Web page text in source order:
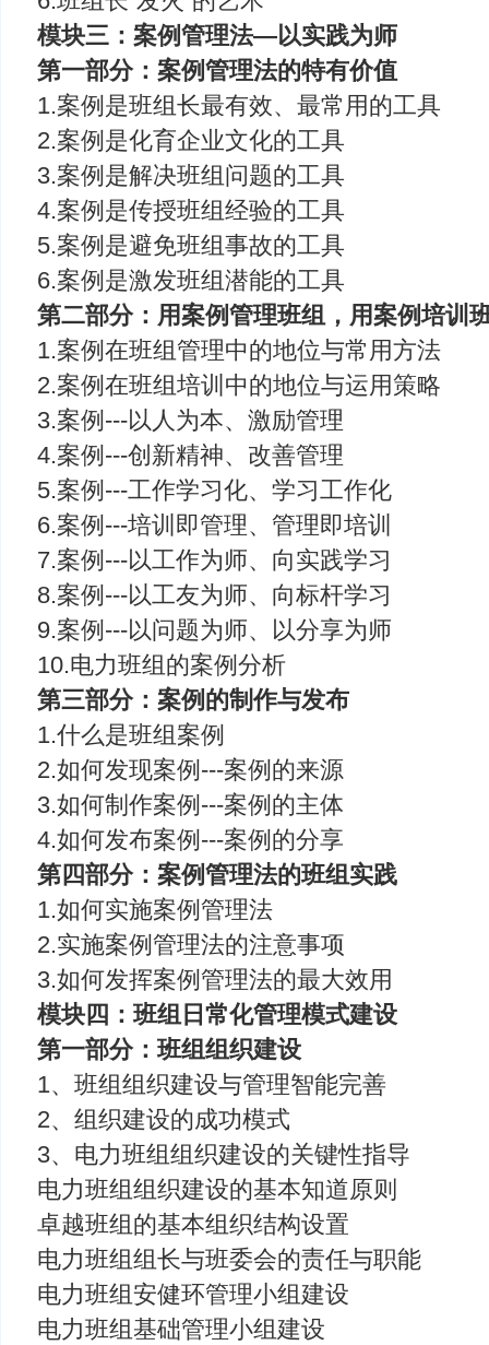
模块三：案例管理法—以实践为师
第一部分：案例管理法的特有价值
1.案例是班组长最有效、最常用的工具
2.案例是化育企业文化的工具
3.案例是解决班组问题的工具
4.案例是传授班组经验的工具
5.案例是避免班组事故的工具
6.案例是激发班组潜能的工具
第二部分：用案例管理班组，用案例培训
1.案例在班组管理中的地位与常用方法
2.案例在班组培训中的地位与运用策略
3.案例---以人为本、激励管理
4.案例---创新精神、改善管理
5.案例---工作学习化、学习工作化
6.案例---培训即管理、管理即培训
7.案例---以工作为师、向实践学习
8.案例---以工友为师、向标杆学习
9.案例---以问题为师、以分享为师
10.电力班组的案例分析
第三部分：案例的制作与发布
1.什么是班组案例
2.如何发现案例---案例的来源
3.如何制作案例---案例的主体
4.如何发布案例---案例的分享
第四部分：案例管理法的班组实践
1.如何实施案例管理法
2.实施案例管理法的注意事项
3.如何发挥案例管理法的最大效用
模块四：班组日常化管理模式建设
第一部分：班组组织建设
1、班组组织建设与管理智能完善
2、组织建设的成功模式
3、电力班组组织建设的关键性指导
电力班组组织建设的基本知道原则
卓越班组的基本组织结构设置
电力班组组长与班委会的责任与职能
电力班组安健环管理小组建设
电力班组基础管理小组建设